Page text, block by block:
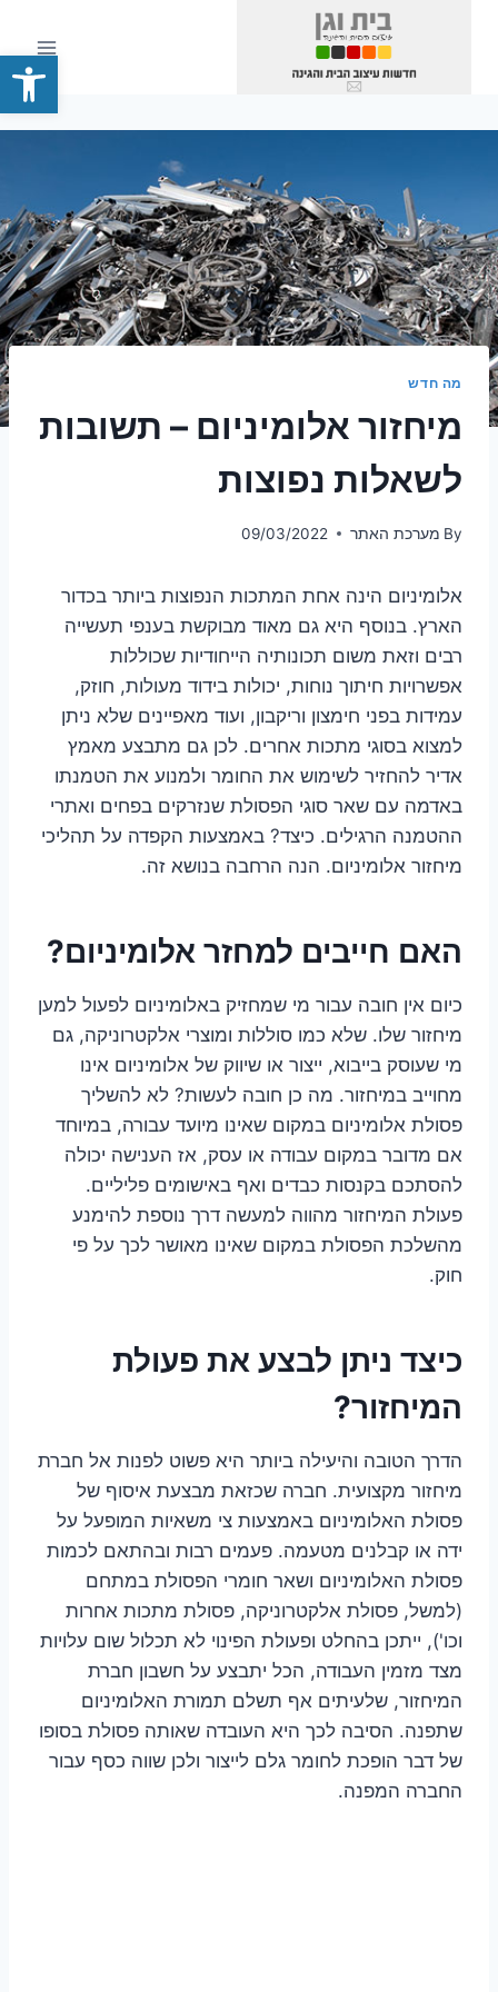
פתח
מה חדש
מיחזור אלומיניום – תשובות
לשאלות נפוצות
By מערכת האתר 09/03/2022
אלומיניום הינה אחת המתכות הנפוצות ביותר בכדור
הארץ. בנוסף היא גם מאוד מבוקשת בענפי תעשייה
רבים וזאת משום תכונותיה הייחודיות שכוללות
אפשרויות חיתוך נוחות, יכולות בידוד מעולות, חוזק,
עמידות בפני חימצון וריקבון, ועוד מאפיינים שלא ניתן
למצוא בסוגי מתכות אחרים. לכן גם מתבצע מאמץ
אדיר להחזיר לשימוש את החומר ולמנוע את הטמנתו
באדמה עם שאר סוגי הפסולת שנזרקים בפחים ואתרי
ההטמנה הרגילים. כיצד? באמצעות הקפדה על תהליכי
מיחזור אלומיניום. הנה הרחבה בנושא זה.
האם חייבים למחזר אלומיניום?
כיום אין חובה עבור מי שמחזיק באלומיניום לפעול למען
מיחזור שלו. שלא כמו סוללות ומוצרי אלקטרוניקה, גם
מי שעוסק בייבוא, ייצור או שיווק של אלומיניום אינו
מחוייב במיחזור. מה כן חובה לעשות? לא להשליך
פסולת אלומיניום במקום שאינו מיועד עבורה, במיוחד
אם מדובר במקום עבודה או עסק, אז הענישה יכולה
להסתכם בקנסות כבדים ואף באישומים פליליים.
פעולת המיחזור מהווה למעשה דרך נוספת להימנע
מהשלכת הפסולת במקום שאינו מאושר לכך על פי
חוק.
כיצד ניתן לבצע את פעולת
המיחזור?
הדרך הטובה והיעילה ביותר היא פשוט לפנות אל חברת
מיחזור מקצועית. חברה שכזאת מבצעת איסוף של
פסולת האלומיניום באמצעות צי משאיות המופעל על
ידה או קבלנים מטעמה. פעמים רבות ובהתאם לכמות
פסולת האלומיניום ושאר חומרי הפסולת במתחם
(למשל, פסולת אלקטרוניקה, פסולת מתכות אחרות
וכו'), ייתכן בהחלט ופעולת הפינוי לא תכלול שום עלויות
מצד מזמין העבודה, הכל יתבצע על חשבון חברת
המיחזור, שלעיתים אף תשלם תמורת האלומיניום
שתפנה. הסיבה לכך היא העובדה שאותה פסולת בסופו
של דבר הופכת לחומר גלם לייצור ולכן שווה כסף עבור
החברה המפנה.